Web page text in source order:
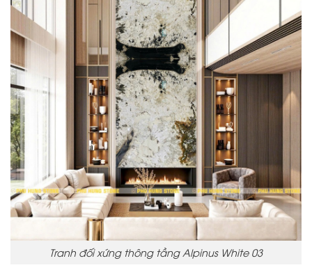
Tranh đối xứng thông tầng Alpinus White 03